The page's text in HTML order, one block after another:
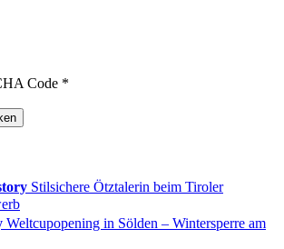
Code *
Stilsichere Ötztalerin beim Tiroler
Weltcupopening in Sölden – Wintersperre am